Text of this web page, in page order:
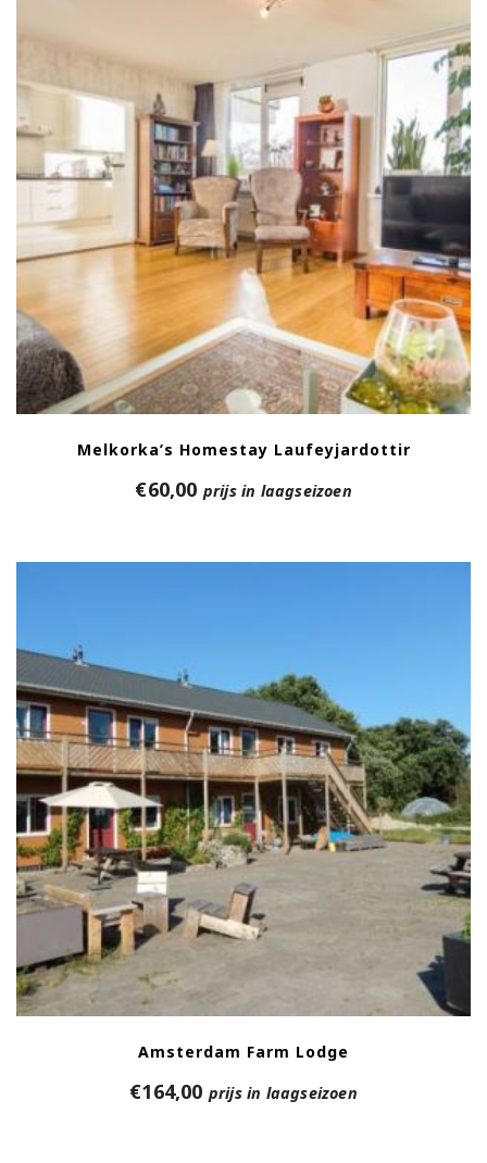
Melkorka’s Homestay Laufeyjardottir
€60,00 prijs in laagseizoen
Amsterdam Farm Lodge
€164,00 prijs in laagseizoen